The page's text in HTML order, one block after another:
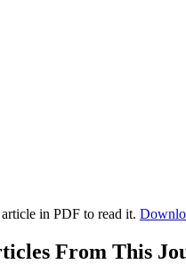
in PDF to read it.
From This